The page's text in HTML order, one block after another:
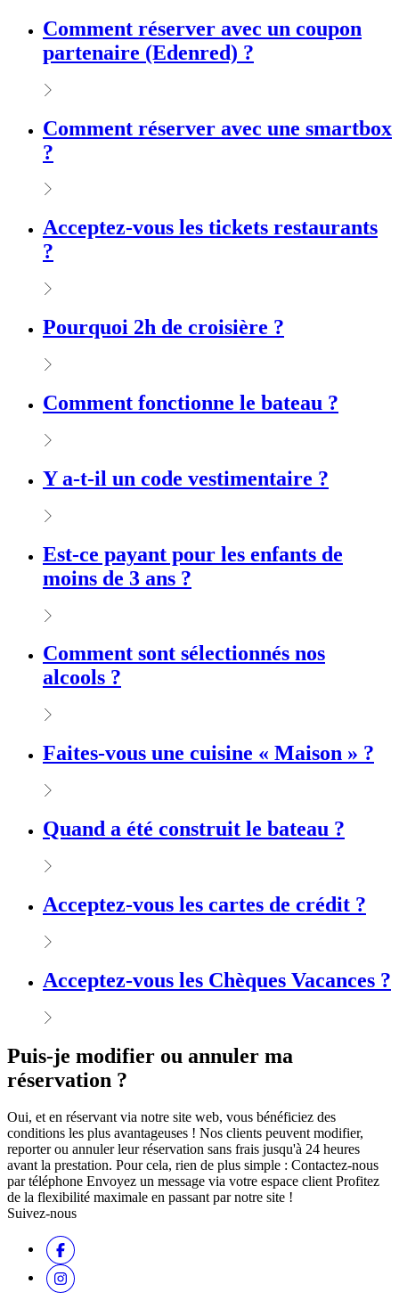
Comment réserver avec un coupon
partenaire (Edenred) ?
Comment réserver avec une smartbox
?
Acceptez-vous les tickets restaurants
?
Pourquoi 2h de croisière ?
Comment fonctionne le bateau ?
Y a-t-il un code vestimentaire ?
Est-ce payant pour les enfants de
moins de 3 ans ?
Comment sont sélectionnés nos
alcools ?
Faites-vous une cuisine « Maison » ?
Quand a été construit le bateau ?
Acceptez-vous les cartes de crédit ?
Acceptez-vous les Chèques Vacances ?
Puis-je modifier ou annuler ma
réservation ?
Oui, et en réservant via notre site web, vous bénéficiez des
conditions les plus avantageuses ! Nos clients peuvent modifier,
reporter ou annuler leur réservation sans frais jusqu'à 24 heures
avant la prestation. Pour cela, rien de plus simple : Contactez-nous
par téléphone Envoyez un message via votre espace client Profitez
de la flexibilité maximale en passant par notre site !
Suivez-nous